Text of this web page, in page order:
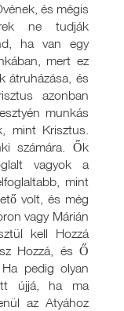
és mégis
ne tudják
ha van egy
mert ez
átruházása, és
azonban
munkás
mint Krisztus.
számára. Ők
vagyok a
mint
volt, és még
vagy Márián
kell Hozzá
Hozzá, és Ő
pedig olyan
újjá, ha ma
az Atyához